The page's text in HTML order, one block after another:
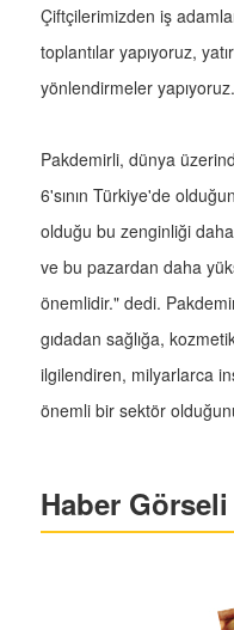
Çiftçilerimizden iş
toplantılar yapıyoruz,
yönlendirmeler
Pakdemirli, dünya
6'sının Türkiye'de
olduğu bu zenginliği
ve bu pazardan daha
önemlidir." dedi.
gıdadan sağlığa,
ilgilendiren, milyarlarca
önemli bir sektör
Haber Görseli